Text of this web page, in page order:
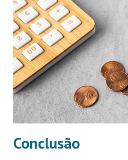
Conclusão